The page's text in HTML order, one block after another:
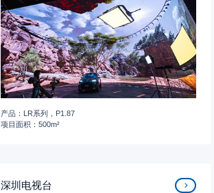
产品：LR系列，P1.87
项目面积：500m²
深圳电视台